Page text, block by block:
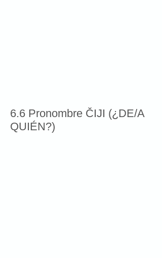
6.6 Pronombre ČIJI (¿DE/A
QUIÉN?)